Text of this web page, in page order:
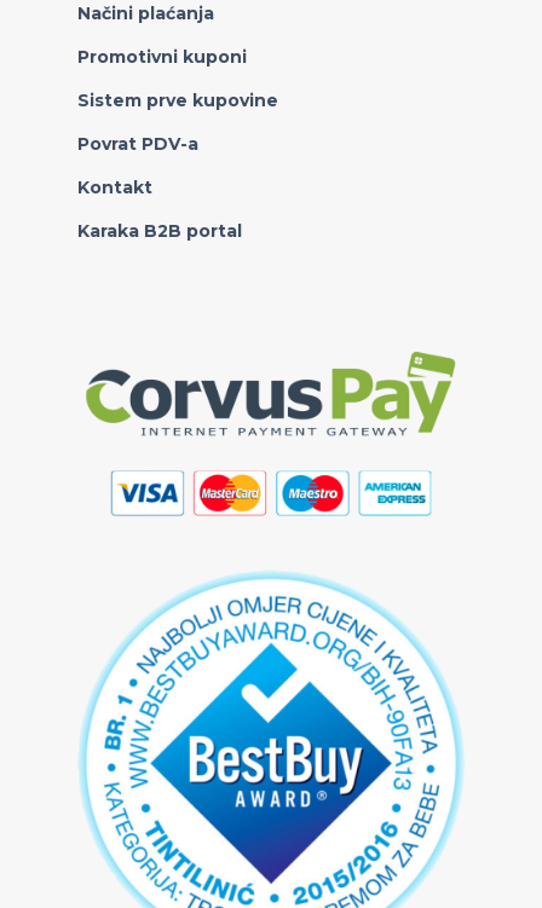
Načini plaćanja
Promotivni kuponi
Sistem prve kupovine
Povrat PDV-a
Kontakt
Karaka B2B portal